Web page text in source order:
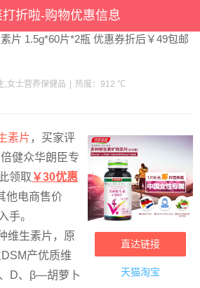
打折啦-购物优惠信息
养生女士营养保健品>文章详情
片 1.5g*60片*2瓶 优惠券折后￥49包邮
,女士营养保健品
热度：912 ℃
直达链接
天猫淘宝
素片 ，买家评
健众华朗臣专
领取 ￥30优惠
他电商售价
手。
维生素片，原
产优质维
D、β—胡萝卜